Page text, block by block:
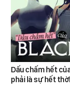
Dấu chấm hết
phải là sự hết thời